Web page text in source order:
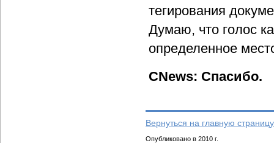
тегирования
Думаю, что голос
определенное
CNews: Спасибо.
Вернуться на главную
Опубликовано в 2010 г.